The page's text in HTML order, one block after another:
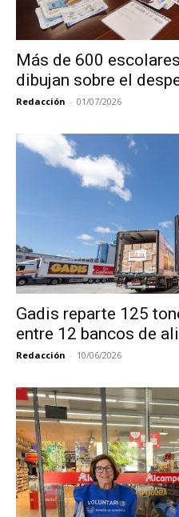
Más de 600
dibujan sobre el
Redacción - 01/07/2026
Gadis reparte 125
entre 12 bancos de
Redacción - 10/06/2026